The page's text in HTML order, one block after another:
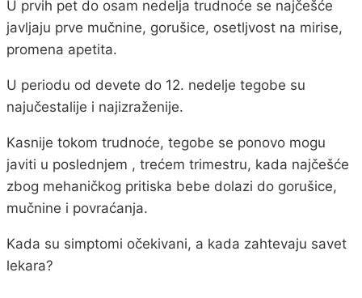
U prvih pet do osam nedelja trudnoće se najčešće
javljaju prve mučnine, gorušice, osetljvost na mirise,
promena apetita.
U periodu od devete do 12. nedelje tegobe su
najučestalije i najizraženije.
Kasnije tokom trudnoće, tegobe se ponovo mogu
javiti u poslednjem , trećem trimestru, kada najčešće
zbog mehaničkog pritiska bebe dolazi do gorušice,
mučnine i povraćanja.
Kada su simptomi očekivani, a kada zahtevaju savet
lekara?